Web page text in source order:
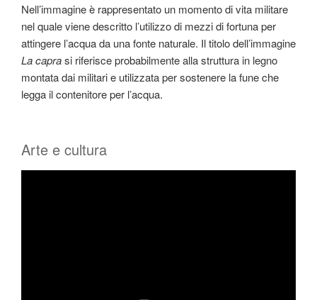
Nell’immagine è rappresentato un momento di vita militare
nel quale viene descritto l’utilizzo di mezzi di fortuna per
attingere l’acqua da una fonte naturale. Il titolo dell’immagine
La caprasi riferisce probabilmente alla struttura in legno
montata dai militari e utilizzata per sostenere la fune che
legga il contenitore per l’acqua.
Arte e cultura